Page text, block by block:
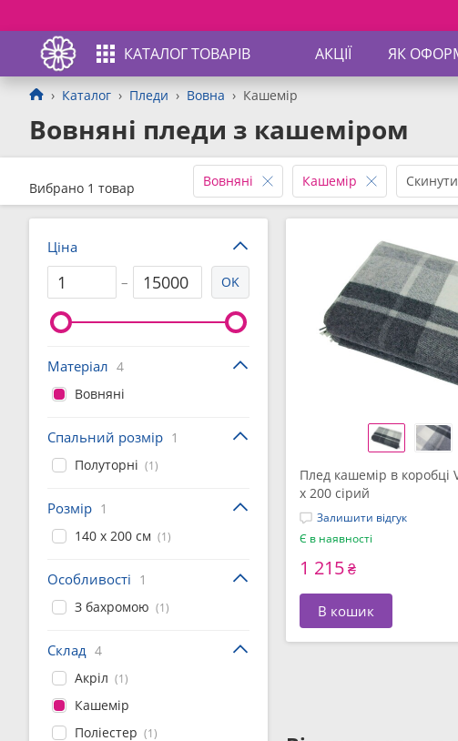
КАТАЛОГ ТОВАРІВ
АКЦІЇ ЯК
Каталог Пледи Вовна Кашемір
Вовняні пледи з кашеміром
Вибрано 1 товар Вовняні Кашемір
Плед кашемір в коробці
x 200 сірий
Залишити відгук
Є в наявності
1 215₴
В кошик
Ціна
–
OK
Матеріал 4
Вовняні
Спальний розмір 1
Полуторні (1)
Розмір 1
140 x 200 см (1)
Особливості 1
З бахромою (1)
Склад 4
Акріл (1)
Кашемір
Поліестер (1)